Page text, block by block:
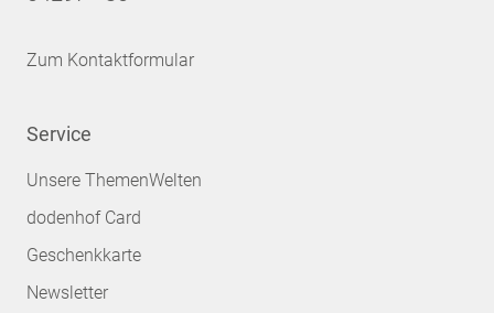
Zum Kontaktformular
Service
Unsere ThemenWelten
dodenhof Card
Geschenkkarte
Newsletter